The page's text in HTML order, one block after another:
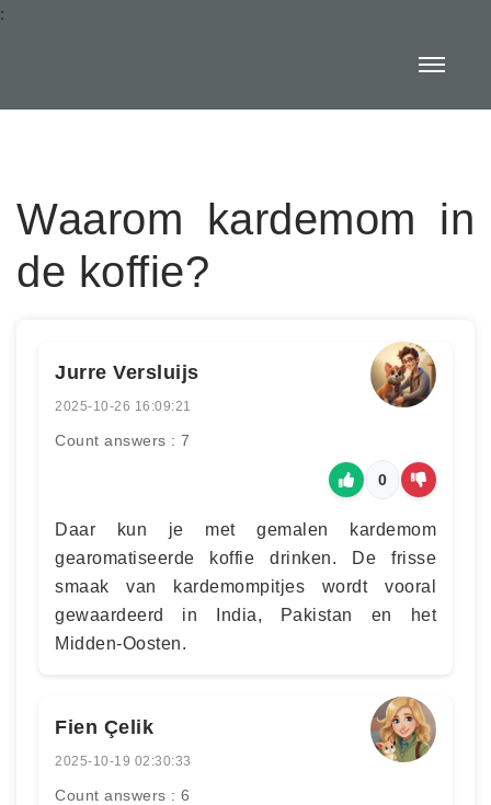
:
Waarom kardemom in
de koffie?
Jurre Versluijs
2025-10-26 16:09:21
Count answers : 7
0
Daar kun je met gemalen kardemom
gearomatiseerde koffie drinken. De frisse
smaak van kardemompitjes wordt vooral
gewaardeerd in India, Pakistan en het
Midden-Oosten.
Fien Çelik
2025-10-19 02:30:33
Count answers : 6